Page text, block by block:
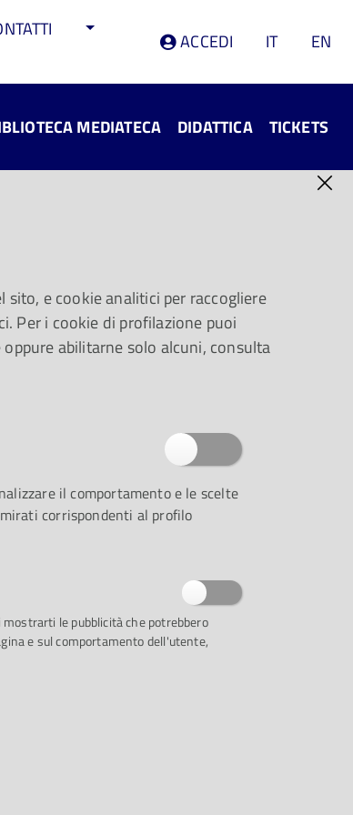
ACCEDI IT EN
MEDIATECA DIDATTICA TICKETS
01
e cookie analitici per raccogliere
Per i cookie di profilazione puoi
abilitarne solo alcuni, consulta
il comportamento e le scelte
corrispondenti al profilo
le pubblicità che potrebbero
e sul comportamento dell'utente,